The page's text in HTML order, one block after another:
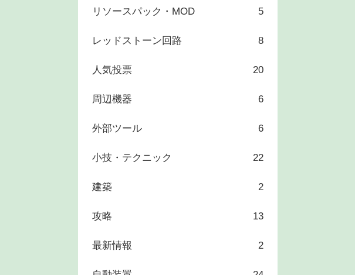
リソースパック・MOD 5
レッドストーン回路 8
人気投票 20
周辺機器 6
外部ツール 6
小技・テクニック 22
建築 2
攻略 13
最新情報 2